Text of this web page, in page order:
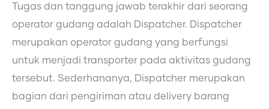
Tugas dan tanggung jawab terakhir dari seorang
operator gudang adalah Dispatcher. Dispatcher
merupakan operator gudang yang berfungsi
untuk menjadi transporter pada aktivitas gudang
tersebut. Sederhananya, Dispatcher merupakan
bagian dari pengiriman atau delivery barang